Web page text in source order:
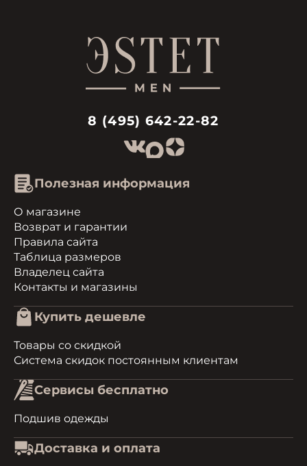
8 (495) 642-22-82
Полезная информация
О магазине
Возврат и гарантии
Правила сайта
Таблица размеров
Владелец сайта
Контакты и магазины
Купить дешевле
Товары со скидкой
Система скидок постоянным клиентам
Сервисы бесплатно
Подшив одежды
Доставка и оплата